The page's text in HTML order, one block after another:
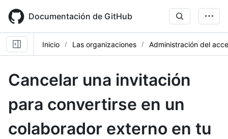
main
content
Documentación de GitHub
Inicio Las organizaciones Administración del
Cancelar una invitación
para convertirse en un
colaborador externo en tu